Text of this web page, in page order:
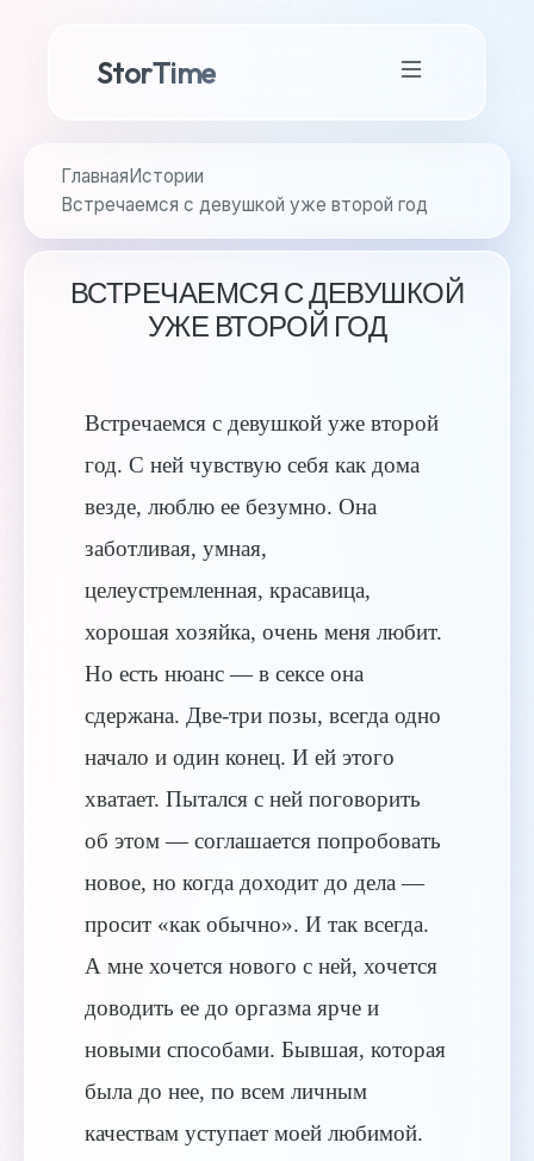
StorTime
ГлавнаяИстории
Встречаемся с девушкой уже второй год
ВСТРЕЧАЕМСЯ С ДЕВУШКОЙ
УЖЕ ВТОРОЙ ГОД
Встречаемся с девушкой уже второй
год. С ней чувствую себя как дома
везде, люблю ее безумно. Она
заботливая, умная,
целеустремленная, красавица,
хорошая хозяйка, очень меня любит.
Но есть нюанс — в сексе она
сдержана. Две-три позы, всегда одно
начало и один конец. И ей этого
хватает. Пытался с ней поговорить
об этом — соглашается попробовать
новое, но когда доходит до дела —
просит «как обычно». И так всегда.
А мне хочется нового с ней, хочется
доводить ее до оргазма ярче и
новыми способами. Бывшая, которая
была до нее, по всем личным
качествам уступает моей любимой.